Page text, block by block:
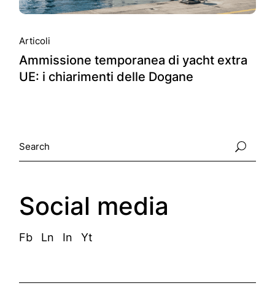
Articoli
Ammissione temporanea di yacht extra
UE: i chiarimenti delle Dogane
Social media
Fb Ln In Yt